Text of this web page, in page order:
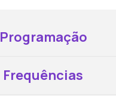
Programação
Frequências